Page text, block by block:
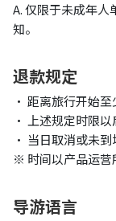
A. 仅限于未成年
知。
退款规定
• 距离旅行开始至
• 上述规定时限以
• 当日取消或未到
※ 时间以产品运营
导游语言